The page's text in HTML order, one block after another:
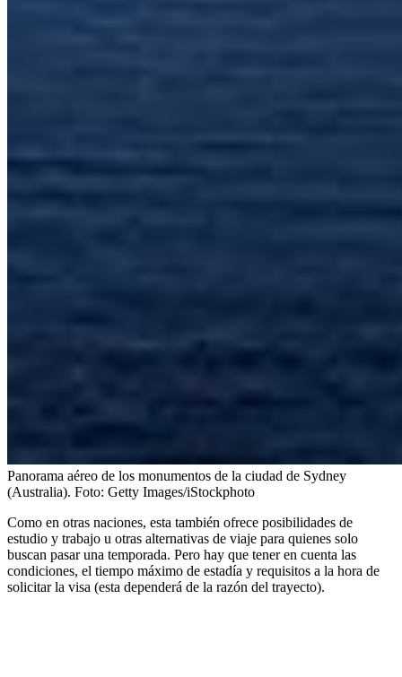
Panorama aéreo de los monumentos de la ciudad de Sydney
(Australia). Foto: Getty Images/iStockphoto
Como en otras naciones, esta también ofrece posibilidades de
estudio y trabajo u otras alternativas de viaje para quienes solo
buscan pasar una temporada. Pero hay que tener en cuenta las
condiciones, el tiempo máximo de estadía y requisitos a la hora de
solicitar la visa (esta dependerá de la razón del trayecto).